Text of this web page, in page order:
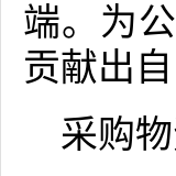
端。为
贡献出自
采购